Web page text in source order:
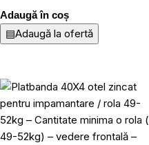
Adaugă în coș
▤Adaugă la ofertă